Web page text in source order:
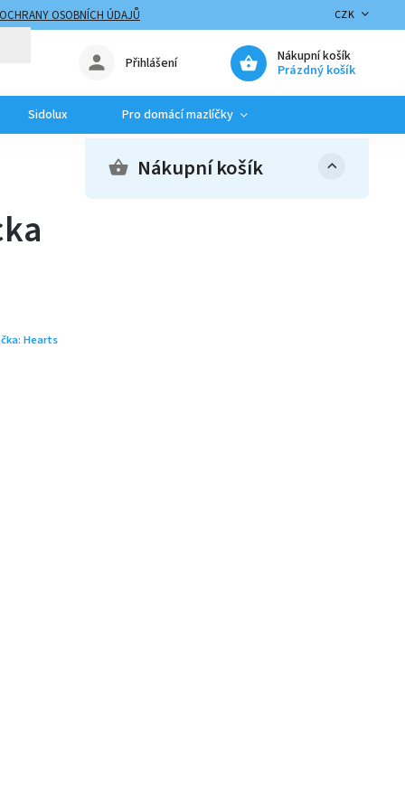
OSOBNÍCH ÚDAJŮ CZK
Nákupní košík
Prázdný košík
Přihlášení
Sidolux Pro domácí mazlíčky
Nákupní košík
Hearts